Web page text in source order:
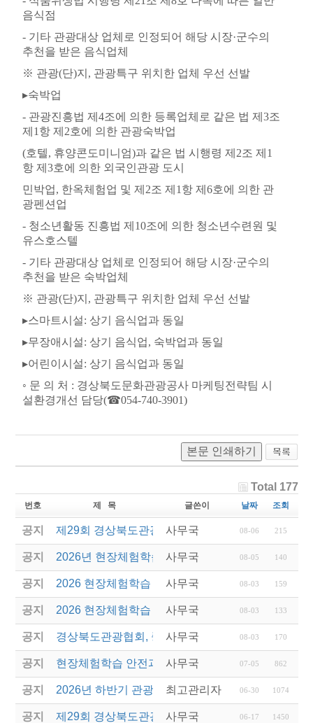
음식점
- 기타 관광대상 업체로 인정되어 해당 시장·군수의
추천을 받은 음식업체
※ 관광(단)지 , 관광특구 위치한 업체 우선 선발
▸숙박업
- 관광진흥법 제 4조에 의한 등록업체로 같은 법 제 3조
제 1 항 제 2호에 의한 관광숙박업
(호텔, 휴양콘도미니엄)과 같은 법 시행령 제 2조 제 1
항 제 3호에 의한 외국인관광 도시
민박업, 한옥체험업 및 제 2조 제 1 항 제 6호에 의한 관
광펜션업
- 청소년활동 진흥법 제 10조에 의한 청소년수련원 및
유스호스텔
- 기타 관광대상 업체로 인정되어 해당 시장·군수의
추천을 받은 숙박업체
※ 관광(단)지 , 관광특구 위치한 업체 우선 선발
▸스마트시설: 상기 음식업과 동일
▸무장애시설: 상기 음식업, 숙박업과 동일
▸어린이시설: 상기 음식업과 동일
◦ 문 의 처 : 경상북도문화관광공사 마케팅전략팀 시
설환경개선 담당(☎054-740-3901)
본문 인쇄하기
Total 177
번호 제 목 글쓴이 날짜 조회
공지 제29회 경상북도관광기념품공모전 결과발표
사무국 08-06 215
공지 2026년 현장체험학습 안전과정(신규.재강습) 교육
사무국 08-05 140
공지 2026 현장체험학습 안전과정 교육(신규. 재강습)
사무국 08-03 159
공지 2026 현장체험학습 안전과정(신규. 재강습) 교육 성
사무국 08-03 133
공지 경상북도관광협회, 중국 단동 해외여행상품 개발 팸
사무국 08-03 170
공지 현장체험학습 안전과정(신규/재강습) 안내
사무국 07-05 862
공지 2026년 하반기 관광진흥개발기금 융자 시행 안내
최고관리자 06-30 1074
공지 제29회 경상북도관광기념품공모전 개최
사무국 06-17 1450